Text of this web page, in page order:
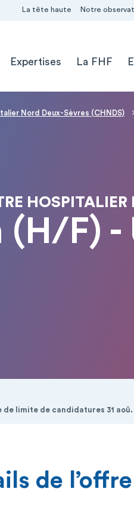
La tête haute Notre
Expertises La FHF
Nord Deux-Sèvres (CHNDS)
HOSPITALIER
(H/F)
de limite de candidatures 31
de l’offre